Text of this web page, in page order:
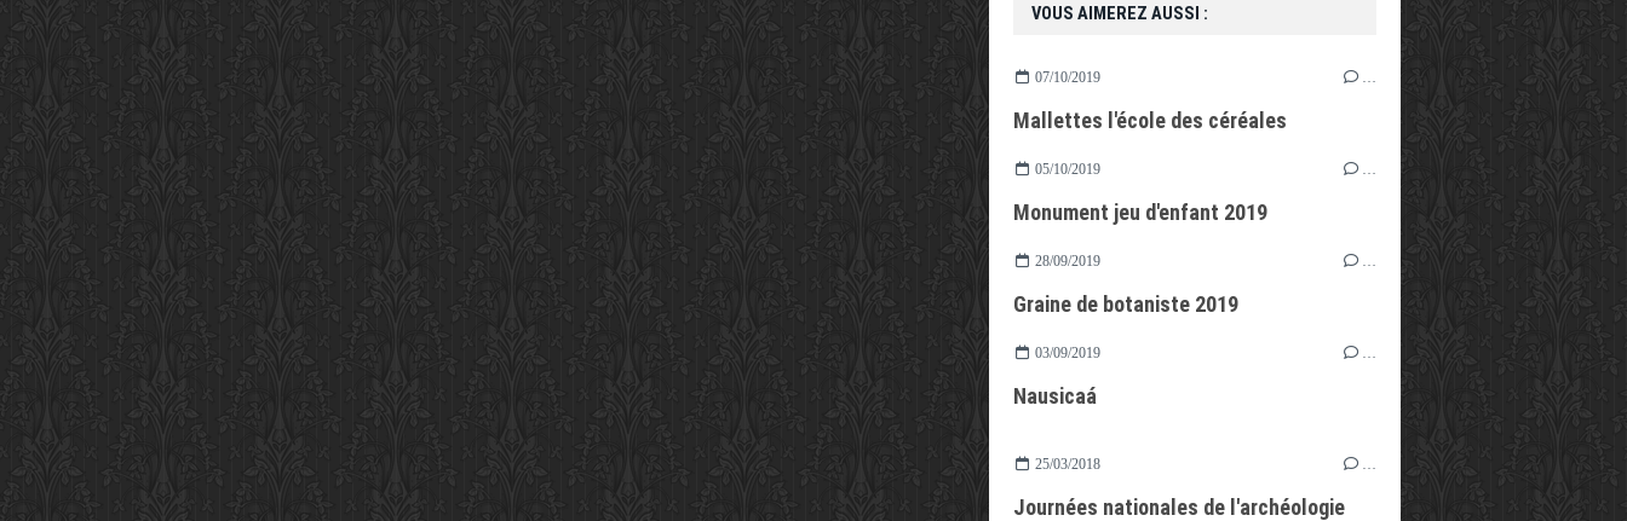
VOUS AIMEREZ AUSSI :
07/10/2019
Mallettes l'école des céréales
05/10/2019
Monument jeu d'enfant 2019
28/09/2019
Graine de botaniste 2019
03/09/2019
Nausicaá
25/03/2018
Journées nationales de l'archéologie